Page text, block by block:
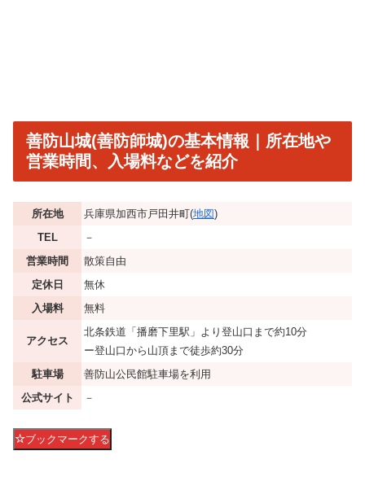
善防山城(善防師城)の基本情報｜所在地や
営業時間、入場料などを紹介
所在地 兵庫県加西市戸田井町(地図)
TEL
－
営業時間
散策自由
定休日
無休
入場料
無料
アクセス
北条鉄道「播磨下里駅」より登山口まで約10分
ー登山口から山頂まで徒歩約30分
駐車場
善防山公民館駐車場を利用
公式サイト
－
ブックマークする